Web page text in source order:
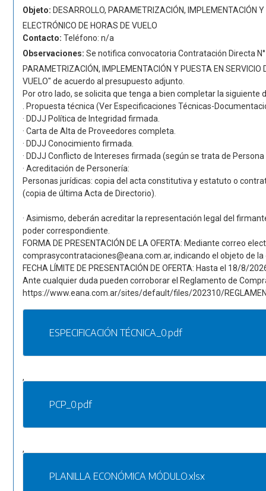
Objeto: DESARROLLO, PARAMETRIZACIÓN, IMPLEMENTACIÓN
ELECTRÓNICO DE HORAS DE VUELO
Contacto: Teléfono: n/a
Observaciones: Se notifica convocatoria Contratación Directa
PARAMETRIZACIÓN, IMPLEMENTACIÓN Y PUESTA EN SERVICIO
VUELO" de acuerdo al presupuesto adjunto.
Por otro lado, se solicita que tenga a bien completar la siguiente
. Propuesta técnica (Ver Especificaciones Técnicas-
· DDJJ Política de Integridad firmada.
· Carta de Alta de Proveedores completa.
· DDJJ Conocimiento firmada.
· DDJJ Conflicto de Intereses firmada (según se trata de
· Acreditación de Personería:
Personas jurídicas: copia del acta constitutiva y estatuto o
(copia de última Acta de Directorio).
· Asimismo, deberán acreditar la representación legal del
poder correspondiente.
FORMA DE PRESENTACIÓN DE LA OFERTA: Mediante correo
comprasycontrataciones@eana.com.ar, indicando el objeto de
FECHA LÍMITE DE PRESENTACIÓN DE OFERTA: Hasta el 18/8/
Ante cualquier duda pueden corroborar el Reglamento de
https://www.eana.com.ar/sites/default/files/202310/
ESPECIFICACIÓN TÉCNICA_0.pdf
,
PCP_0.pdf
,
PLANILLA ECONÓMICA MÓDULO.xlsx